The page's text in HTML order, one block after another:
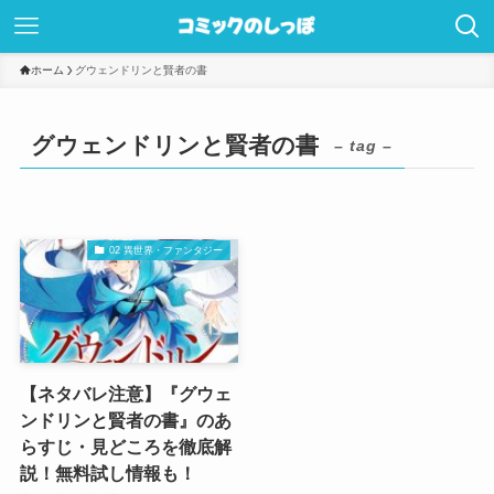
ホーム グウェンドリンと賢者の書
グウェンドリンと賢者の書 – tag –
02 異世界・ファンタジー
【ネタバレ注意】『グウェ
ンドリンと賢者の書』のあ
らすじ・見どころを徹底解
説！無料試し情報も！